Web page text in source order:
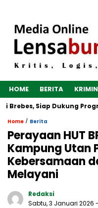
HOME BERITA
Siap Dukung
Home / Berita
Perayaan HUT
Kampung Utan
Kebersamaan
Melayani
Redaksi
Sabtu, 3 Januari 2026